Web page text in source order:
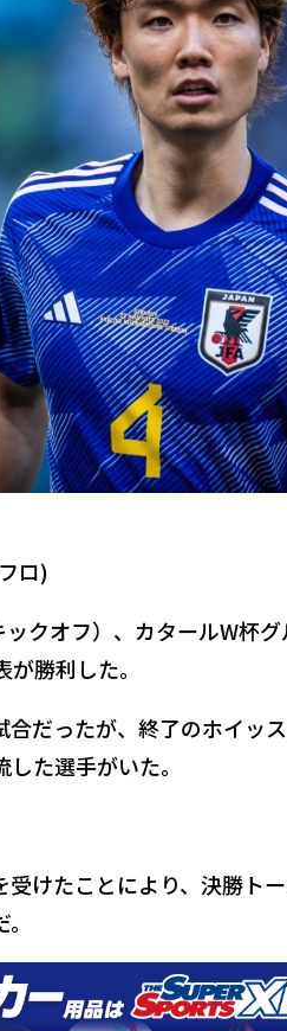
ロ)
クオフ）、カタールW杯
勝利した。
合だったが、終了のホイッ
た選手がいた。
受けたことにより、決勝ト